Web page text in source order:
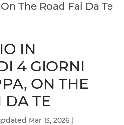
The Road Fai Da Te
IN
4 GIORNI
ON THE
DA TE
Mar 13, 2026|